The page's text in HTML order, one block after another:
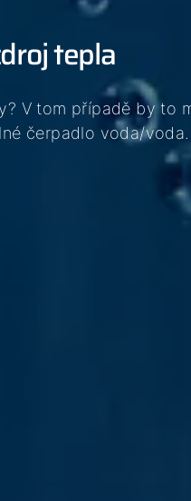
tepla
V tom případě by to
čerpadlo voda/